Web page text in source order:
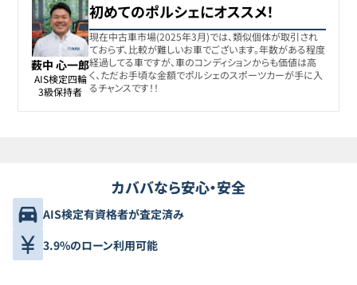
薮中 心一郎
AIS検定四輪
3級保持者
初めてのポルシェにオススメ！
現在中古車市場(2025年3月)では、類似個体が取引され
ておらず、比較が難しいお車でございます。年数がある程度
経過してる車ですが、車のコンディションからも価値は高
く、ただお手頃な金額でポルシェのスポーツカーが手に入
るチャンスです！！
カババなら安心・安全
AIS検定有資格者が査定済み
3.9%のローン利用可能